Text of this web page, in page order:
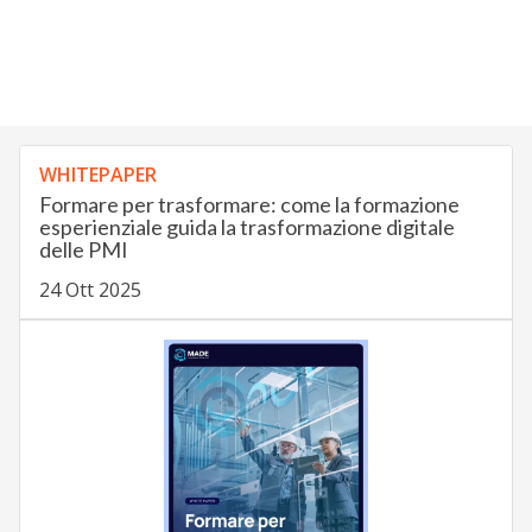
WHITEPAPER
Formare per trasformare: come la formazione
esperienziale guida la trasformazione digitale
delle PMI
24 Ott 2025